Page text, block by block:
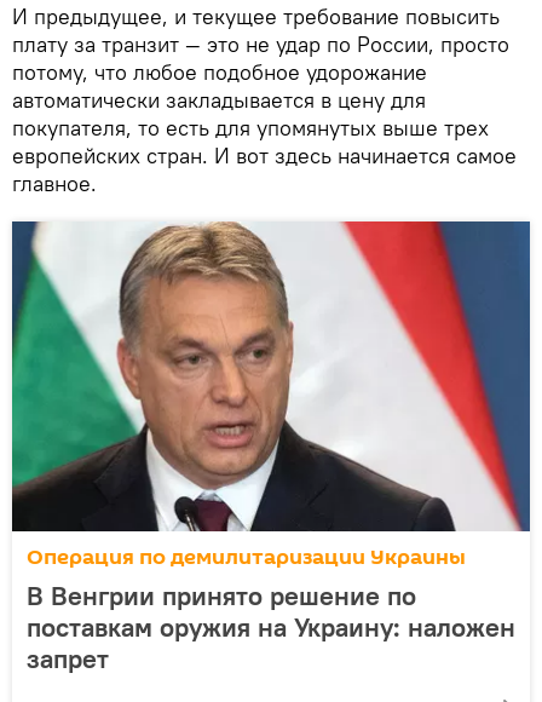
И предыдущее, и текущее требование повысить
плату за транзит — это не удар по России, просто
потому, что любое подобное удорожание
автоматически закладывается в цену для
покупателя, то есть для упомянутых выше трех
европейских стран. И вот здесь начинается самое
главное.
Операция по демилитаризации Украины
В Венгрии принято решение по
поставкам оружия на Украину: наложен
запрет